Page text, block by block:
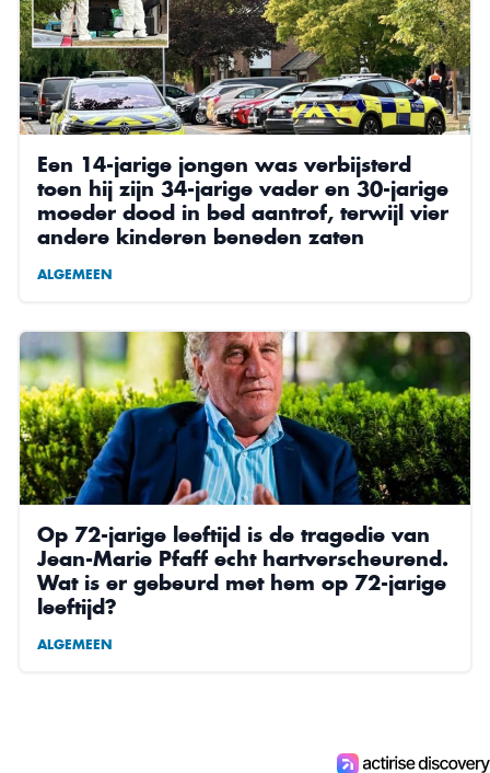
Een 14-jarige jongen was verbijsterd
toen hij zijn 34-jarige vader en 30-jarige
moeder dood in bed aantrof, terwijl vier
andere kinderen beneden zaten
ALGEMEEN
Op 72-jarige leeftijd is de tragedie van
Jean-Marie Pfaff echt hartverscheurend.
Wat is er gebeurd met hem op 72-jarige
leeftijd?
ALGEMEEN